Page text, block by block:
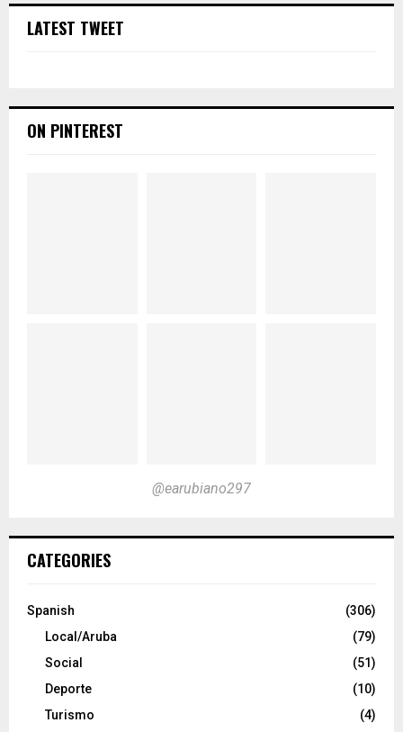
LATEST TWEET
ON PINTEREST
@earubiano297
CATEGORIES
Spanish
(306)
Local/Aruba
(79)
Social
(51)
Deporte
(10)
Turismo
(4)